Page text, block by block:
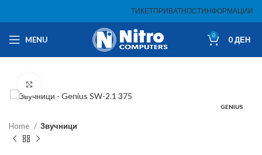
ТИКЕТПРИВАТНОСТИНФОРМАЦИИ
MENU 0 0ДЕН
GENIUS
Home Звучници